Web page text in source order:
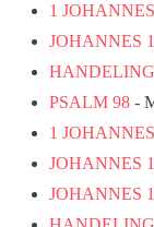
1
JOHANNES
PSALM 98 -
1
JOHANNES
JOHANNES